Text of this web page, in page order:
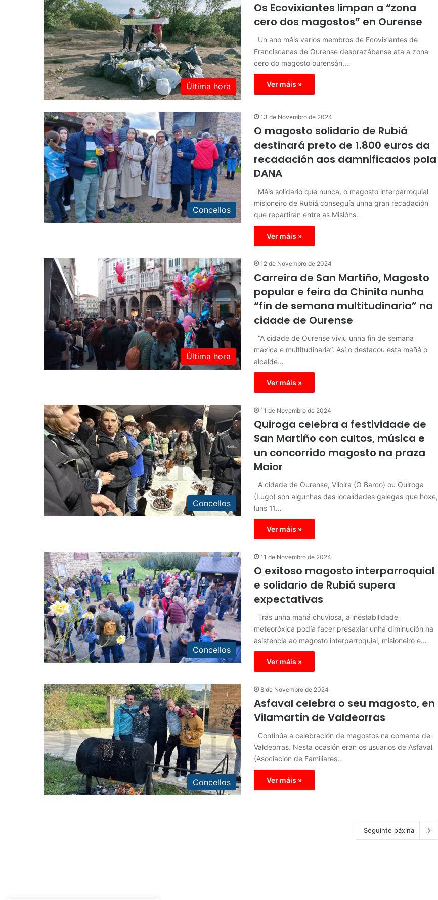
Última hora
Os Ecovixiantes limpan a “zona
cero dos magostos” en Ourense
Un ano máis varios membros de Ecovixiantes de
Franciscanas de Ourense desprazábanse ata a zona
cero do magosto ourensán,…
Ver máis »
Concellos
13 de Novembro de 2024
O magosto solidario de Rubiá
destinará preto de 1.800 euros da
recadación aos damnificados pola
DANA
Máis solidario que nunca, o magosto interparroquial
misioneiro de Rubiá conseguía unha gran recadación
que repartirán entre as Misións…
Ver máis »
Última hora
12 de Novembro de 2024
Carreira de San Martiño, Magosto
popular e feira da Chinita nunha
“fin de semana multitudinaria” na
cidade de Ourense
“A cidade de Ourense viviu unha fin de semana
máxica e multitudinaria”. Así o destacou esta mañá o
alcalde…
Ver máis »
Concellos
11 de Novembro de 2024
Quiroga celebra a festividade de
San Martiño con cultos, música e
un concorrido magosto na praza
Maior
A cidade de Ourense, Viloira (O Barco) ou Quiroga
(Lugo) son algunhas das localidades galegas que hoxe,
luns 11…
Ver máis »
Concellos
11 de Novembro de 2024
O exitoso magosto interparroquial
e solidario de Rubiá supera
expectativas
Tras unha mañá chuviosa, a inestabilidade
meteoróxica podía facer presaxiar unha diminución na
asistencia ao magosto interparroquial, misioneiro e…
Ver máis »
Concellos
8 de Novembro de 2024
Asfaval celebra o seu magosto, en
Vilamartín de Valdeorras
Continúa a celebración de magostos na comarca de
Valdeorras. Nesta ocasión eran os usuarios de Asfaval
(Asociación de Familiares…
Ver máis »
Seguinte páxina